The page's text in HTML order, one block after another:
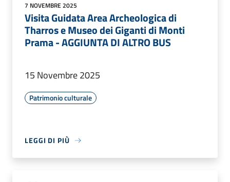
7 NOVEMBRE 2025
Visita Guidata Area Archeologica di
Tharros e Museo dei Giganti di Monti
Prama - AGGIUNTA DI ALTRO BUS
15 Novembre 2025
Patrimonio culturale
LEGGI DI PIÙ